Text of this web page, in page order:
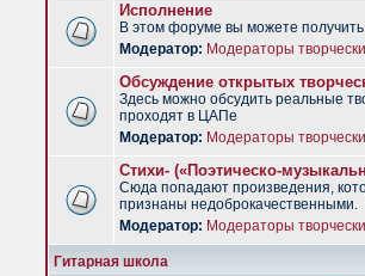
Исполнение
В этом форуме вы можете
Модератор: Модераторы
Обсуждение открытых
Здесь можно обсудить реальные
проходят в ЦАПе
Модератор: Модераторы
Стихи- («Поэтическо-
Сюда попадают произведения,
признаны недоброкачественными.
Модератор: Модераторы
Гитарная школа